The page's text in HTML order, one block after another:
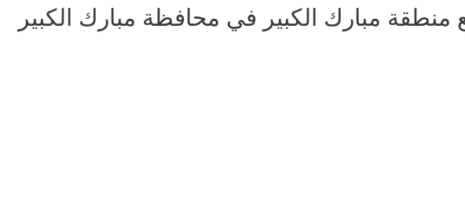
منطقة مبارك الكبير في محافظة مبارك الكبير